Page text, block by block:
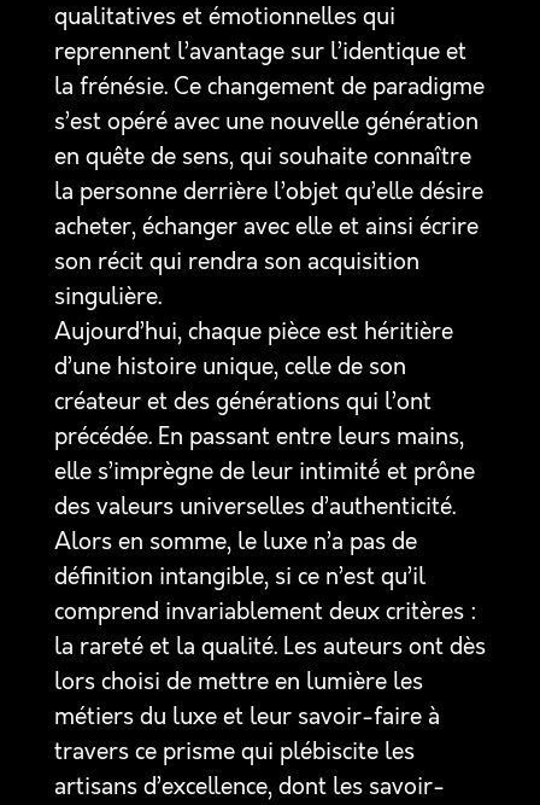
qualitatives et émotionnelles qui
reprennent l’avantage sur l’identique et
la frénésie. Ce changement de paradigme
s’est opéré avec une nouvelle génération
en quête de sens, qui souhaite connaître
la personne derrière l’objet qu’elle désire
acheter, échanger avec elle et ainsi écrire
son récit qui rendra son acquisition
singulière.
Aujourd’hui, chaque pièce est héritière
d’une histoire unique, celle de son
créateur et des générations qui l’ont
précédée. En passant entre leurs mains,
elle s’imprègne de leur intimité́ et prône
des valeurs universelles d’authenticité.
Alors en somme, le luxe n’a pas de
définition intangible, si ce n’est qu’il
comprend invariablement deux critères :
la rareté et la qualité. Les auteurs ont dès
lors choisi de mettre en lumière les
métiers du luxe et leur savoir-faire à
travers ce prisme qui plébiscite les
artisans d’excellence, dont les savoir-